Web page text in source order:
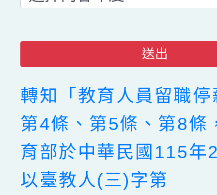
送出
轉知「教育人員留職
第4條、第5條、第8條
育部於中華民國115年
以臺教人(三)字第